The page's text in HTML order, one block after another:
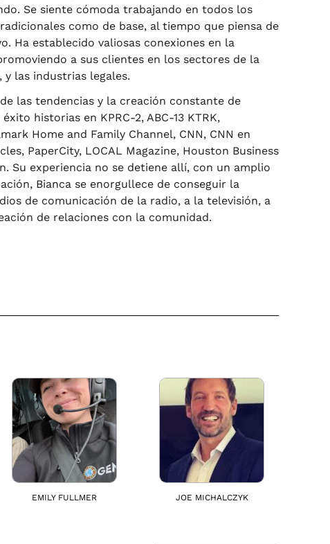
Se siente cómoda trabajando en todos los
como de base, al tiempo que piensa de
Ha establecido valiosas conexiones en la
a sus clientes en los sectores de la
las industrias legales.
las tendencias y la creación constante de
historias en KPRC-2, ABC-13 KTRK,
Home and Family Channel, CNN, CNN en
PaperCity, LOCAL Magazine, Houston Business
Su experiencia no se detiene allí, con un amplio
Bianca se enorgullece de conseguir la
de comunicación de la radio, a la televisión, a
de relaciones con la comunidad.
EMILY FULLMER JOE MICHALCZYK